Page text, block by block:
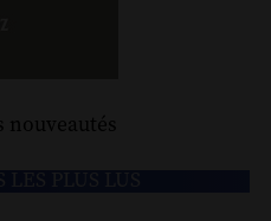
nouveautés